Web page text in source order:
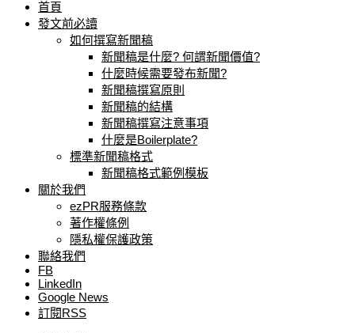
首頁
發文前必讀
如何撰寫新聞稿
新聞稿是什麼? 何謂新聞價值?
什麼時候需要發布新聞?
新聞稿撰寫原則
新聞稿的結構
新聞稿撰寫注意事項
什麼是Boilerplate?
標準新聞稿格式
新聞稿格式範例模板
關於我們
ezPR服務條款
著作權條例
隱私權保護政策
聯絡我們
FB
LinkedIn
Google News
訂閱RSS